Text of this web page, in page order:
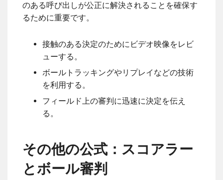
のある呼び出しが公正に解決されることを確保す
るために重要です。
接触のある決定のためにビデオ映像をレビ
ューする。
ボールトラッキングやリプレイなどの技術
を利用する。
フィールド上の審判に迅速に決定を伝え
る。
その他の公式：スコアラー
とボール審判